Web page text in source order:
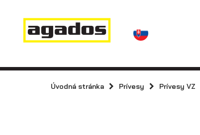
Novinky a články
Prívesy
Agados
kolesami
Úvodná stránka Prívesy Prívesy VZ